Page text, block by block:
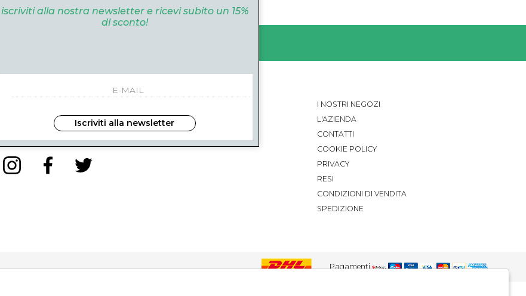
ho letto ed accettato le condizioni sulla privacy.
I NOSTRI NEGOZI
L'AZIENDA
CONTATTI
COOKIE POLICY
PRIVACY
RESI
CONDIZIONI DI VENDITA
SPEDIZIONE
Pagamenti
iscriviti alla nostra newsletter e ricevi subito un 15%
di sconto!
Iscriviti alla newsletter